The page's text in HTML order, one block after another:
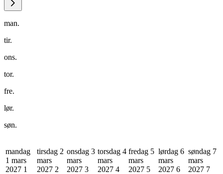
man.
tir.
ons.
tor.
fre.
lør.
søn.
mandag
1 mars
2027 1
tirsdag 2
mars
2027 2
onsdag 3
mars
2027 3
torsdag 4
mars
2027 4
fredag 5
mars
2027 5
lørdag 6
mars
2027 6
søndag 7
mars
2027 7